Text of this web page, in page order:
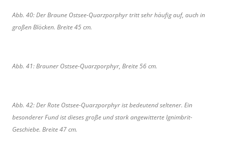
Abb. 40: Der Braune Ostsee-Quarzporphyr tritt sehr häufig auf, auch in
großen Blöcken. Breite 45 cm.
Abb. 41: Brauner Ostsee-Quarzporphyr, Breite 56 cm.
Abb. 42: Der Rote Ostsee-Quarzporphyr ist bedeutend seltener. Ein
besonderer Fund ist dieses große und stark angewitterte Ignimbrit-
Geschiebe. Breite 47 cm.